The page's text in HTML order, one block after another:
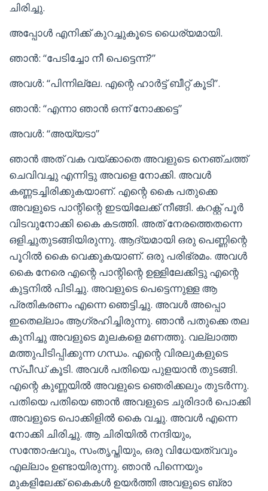
ചിരിച്ചു.
അപ്പോൾ എനിക്ക് കുറച്ചുകൂടെ ധൈര്യമായി.
ഞാൻ: “പേടിച്ചോ നീ പെട്ടെന്ന്?”
അവൾ: “പിന്നില്ലേ. എന്റെ ഹാർട്ട്‌ ബീറ്റ് കൂടി”.
ഞാൻ: “എന്നാ ഞാൻ ഒന്ന് നോക്കട്ടെ”
അവൾ: “അയ്യടാ”
ഞാൻ അത് വക വയ്ക്കാതെ അവളുടെ നെഞ്ചത്ത്
ചെവിവച്ചു എന്നിട്ടു അവളെ നോക്കി. അവൾ
കണ്ണടച്ചിരിക്കുകയാണ്. എന്റെ കൈ പതുക്കെ
അവളുടെ പാന്റിന്റെ ഇടയിലേക്ക് നീങ്ങി. കറക്റ്റ് പൂർ
വിടവുനോക്കി കൈ കടത്തി. അത് നേരത്തെതന്നെ
ഒളിച്ചുതുടങ്ങിയിരുന്നു. ആദ്യമായി ഒരു പെണ്ണിന്റെ
പൂറിൽ കൈ വെക്കുകയാണ്. ഒരു പരിഭ്രമം. അവൾ
കൈ നേരെ എന്റെ പാന്റിന്റെ ഉള്ളിലേക്കിട്ടു എന്റെ
കുട്ടനിൽ പിടിച്ചു. അവളുടെ പെട്ടെന്നുള്ള ആ
പ്രതികരണം എന്നെ ഞെട്ടിച്ചു. അവൾ അപ്പൊ
ഇതെല്ലാം ആഗ്രഹിച്ചിരുന്നു. ഞാൻ പതുക്കെ തല
കുനിച്ചു അവളുടെ മുലകളെ മണത്തു. വല്ലാത്ത
മത്തുപിടിപ്പിക്കുന്ന ഗന്ധം. എന്റെ വിരലുകളുടെ
സ്പീഡ് കൂടി. അവൾ പതിയെ പുളയാൻ തുടങ്ങി.
എന്റെ കുണ്ണയിൽ അവളുടെ ഞെരിക്കലും തുടർന്നു.
പതിയെ പതിയെ ഞാൻ അവളുടെ ചുരിദാർ പൊക്കി
അവളുടെ പൊക്കിളിൽ കൈ വച്ചു. അവൾ എന്നെ
നോക്കി ചിരിച്ചു. ആ ചിരിയിൽ നന്ദിയും,
സന്തോഷവും, സംതൃപ്തിയും, ഒരു വിധേയത്വവും
എല്ലാം ഉണ്ടായിരുന്നു. ഞാൻ പിന്നെയും
മുകളിലേക്ക് കൈകൾ ഉയർത്തി അവളുടെ ബ്രാ